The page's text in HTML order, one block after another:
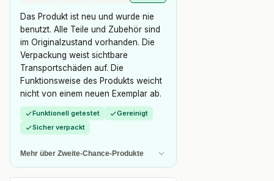
Das Produkt ist neu und wurde nie
benutzt. Alle Teile und Zubehör sind
im Originalzustand vorhanden. Die
Verpackung weist sichtbare
Transportschäden auf. Die
Funktionsweise des Produkts weicht
nicht von einem neuen Exemplar ab.
Funktionell getestet
Gereinigt
Sicher verpackt
Mehr über Zweite-Chance-Produkte